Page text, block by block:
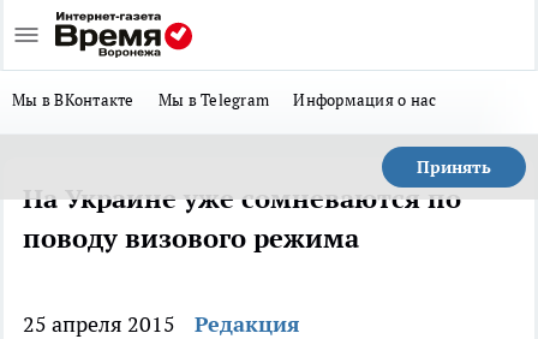
Мы в ВКонтакте Мы в Telegram Информация о нас
Принять
На Украине уже сомневаются по
поводу визового режима
25 апреля 2015 Редакция